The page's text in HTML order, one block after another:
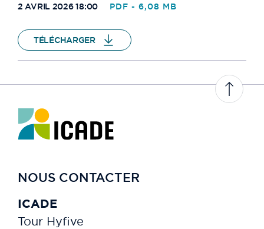
2 AVRIL 2026 18:00 PDF - 6,08 MB
TÉLÉCHARGER
NOUS CONTACTER
ICADE
Tour Hyfive